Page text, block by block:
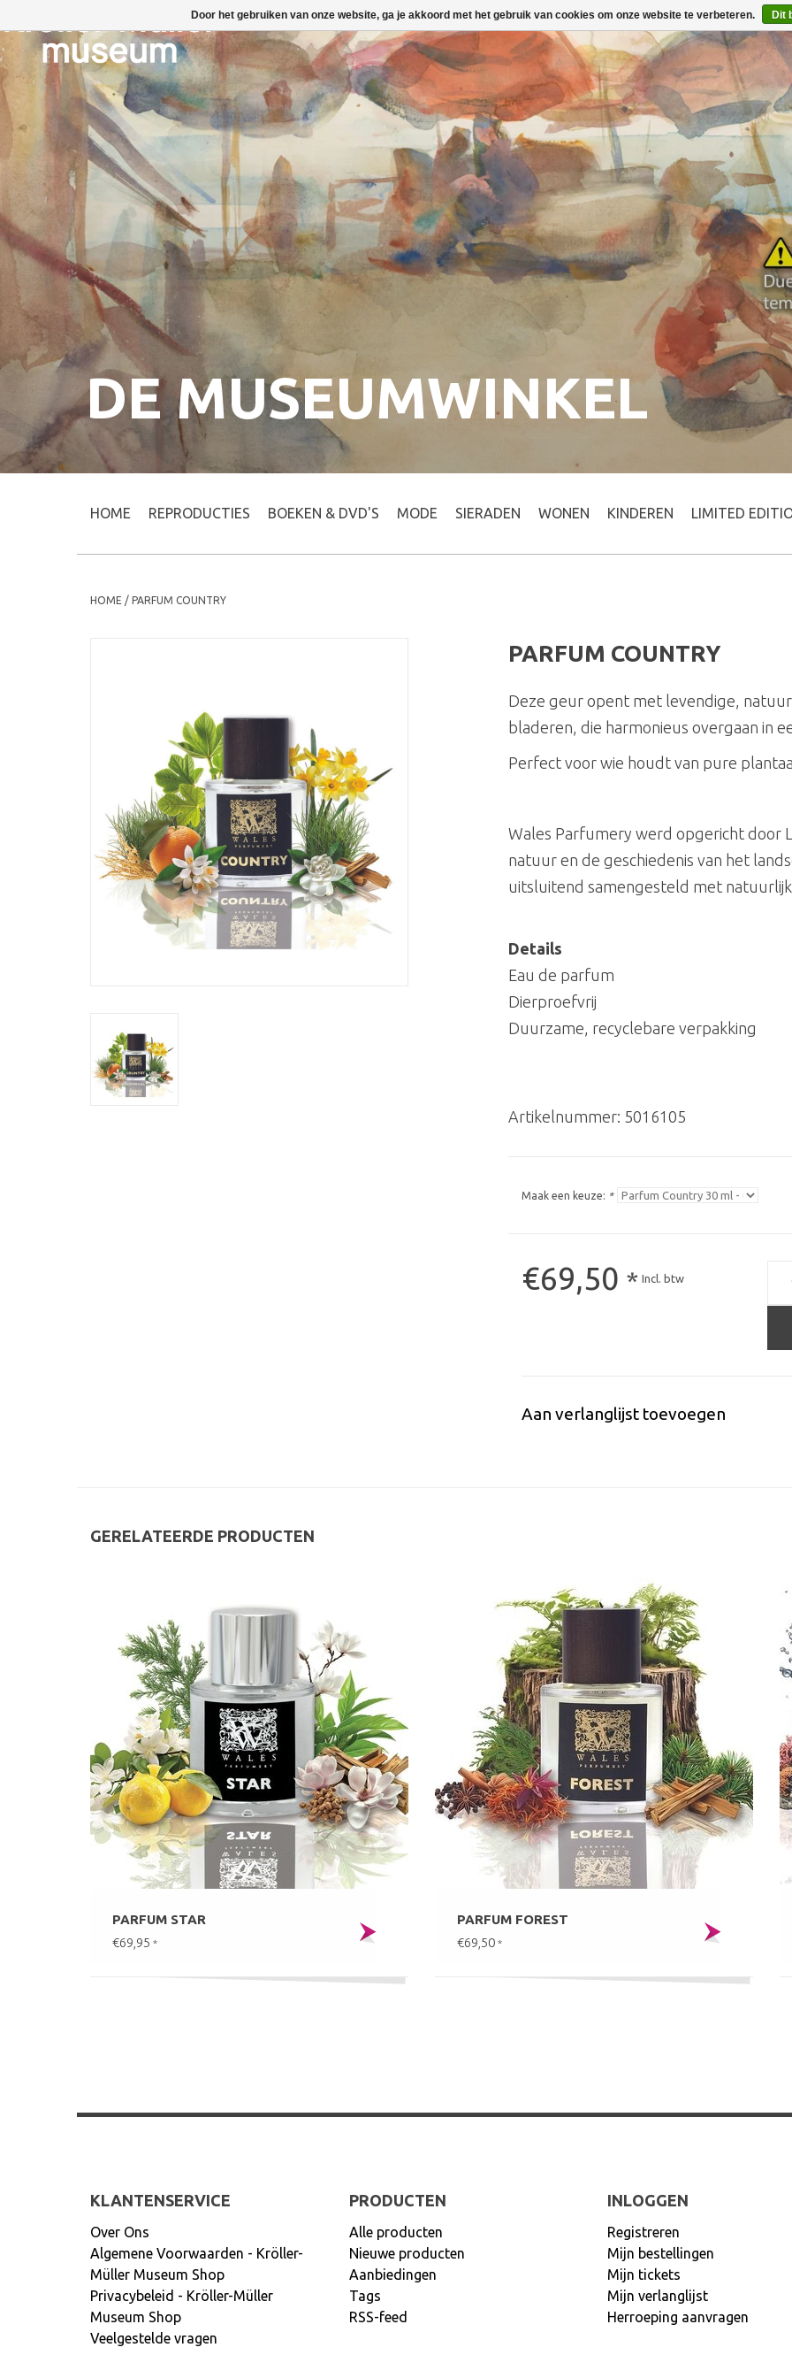
DE MUSEUMWINKEL
HOME REPRODUCTIES BOEKEN & DVD'S MODE SIERADEN WONEN KINDEREN LIMITED
HOME / PARFUM COUNTRY
PARFUM COUNTRY
Deze geur opent met levendige,
bladeren, die harmonieus overgaan in
Perfect voor wie houdt van pure
Wales Parfumery werd opgericht door
natuur en de geschiedenis van het
uitsluitend samengesteld met
Details
Eau de parfum
Dierproefvrij
Duurzame, recyclebare verpakking
Artikelnummer: 5016105
Maak een keuze: *
€69,50 * Incl. btw
Aan verlanglijst toevoegen
GERELATEERDE PRODUCTEN
PARFUM STAR
€69,95 *
PARFUM FOREST
€69,50 *
KLANTENSERVICE
Over Ons
Algemene Voorwaarden - Kröller-
Müller Museum Shop
Privacybeleid - Kröller-Müller
Museum Shop
Veelgestelde vragen
PRODUCTEN
Alle producten
Nieuwe producten
Aanbiedingen
Tags
RSS-feed
INLOGGEN
Registreren
Mijn bestellingen
Mijn tickets
Mijn verlanglijst
Herroeping aanvragen
Door het gebruiken van onze website, ga je akkoord met het gebruik van cookies om onze website te verbeteren. Dit